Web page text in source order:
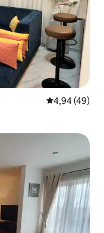
Průměrné
4,94 (49)